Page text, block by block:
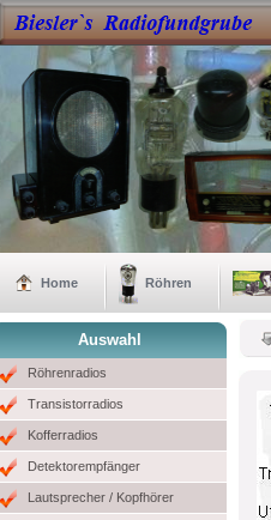
Home Röhren
Auswahl
Röhrenradios
Transistorradios
Kofferradios
Detektorempfänger
Lautsprecher / Kopfhörer